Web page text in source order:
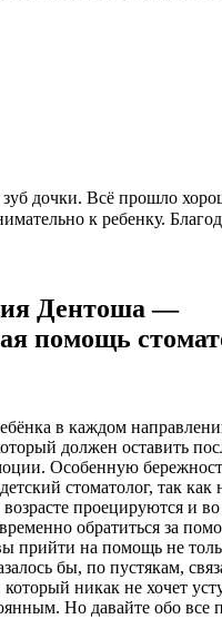
дочки. Всё прошло
к ребенку.
Дентоша —
помощь
в каждом
должен оставить
Особенную
стоматолог, так как
проецируются и
обратиться за
прийти на помощь не
бы, по пустякам,
никак не хочет
Но давайте обо все